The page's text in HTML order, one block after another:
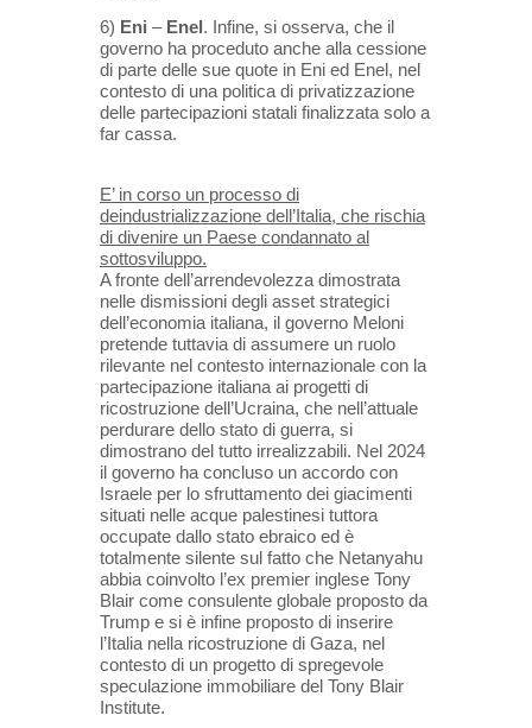
6) Eni – Enel. Infine, si osserva, che il
governo ha proceduto anche alla cessione
di parte delle sue quote in Eni ed Enel, nel
contesto di una politica di privatizzazione
delle partecipazioni statali finalizzata solo a
far cassa.
E’ in corso un processo di
deindustrializzazione dell’Italia, che rischia
di divenire un Paese condannato al
sottosviluppo.
A fronte dell’arrendevolezza dimostrata
nelle dismissioni degli asset strategici
dell’economia italiana, il governo Meloni
pretende tuttavia di assumere un ruolo
rilevante nel contesto internazionale con la
partecipazione italiana ai progetti di
ricostruzione dell’Ucraina, che nell’attuale
perdurare dello stato di guerra, si
dimostrano del tutto irrealizzabili. Nel 2024
il governo ha concluso un accordo con
Israele per lo sfruttamento dei giacimenti
situati nelle acque palestinesi tuttora
occupate dallo stato ebraico ed è
totalmente silente sul fatto che Netanyahu
abbia coinvolto l’ex premier inglese Tony
Blair come consulente globale proposto da
Trump e si è infine proposto di inserire
l’Italia nella ricostruzione di Gaza, nel
contesto di un progetto di spregevole
speculazione immobiliare del Tony Blair
Institute.